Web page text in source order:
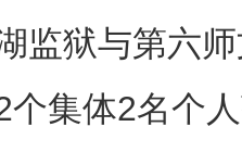
监狱与第六
个集体2名个